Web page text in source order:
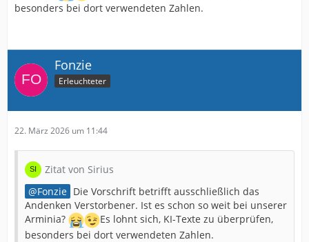
besonders bei dort verwendeten Zahlen.
Fonzie
Erleuchteter
22. März 2026 um 11:44
Zitat von Sirius
Fonzie Die Vorschrift betrifft ausschließlich das
Andenken Verstorbener. Ist es schon so weit bei unserer
Arminia?
Es lohnt sich, KI-Texte zu überprüfen,
besonders bei dort verwendeten Zahlen.